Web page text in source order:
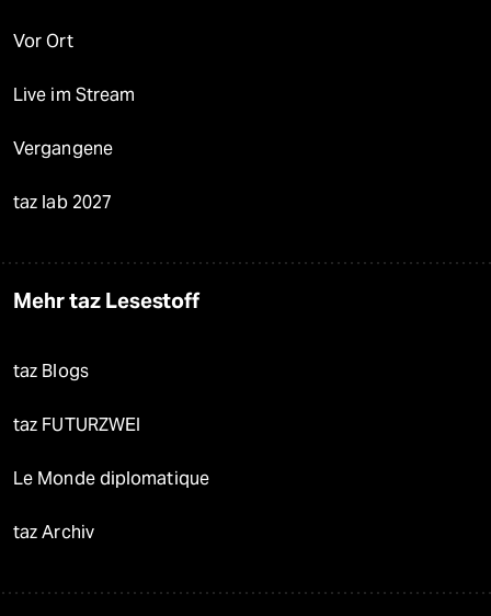
Vor Ort
Live im Stream
Vergangene
taz lab 2027
Mehr taz Lesestoff
taz Blogs
taz FUTURZWEI
Le Monde diplomatique
taz Archiv